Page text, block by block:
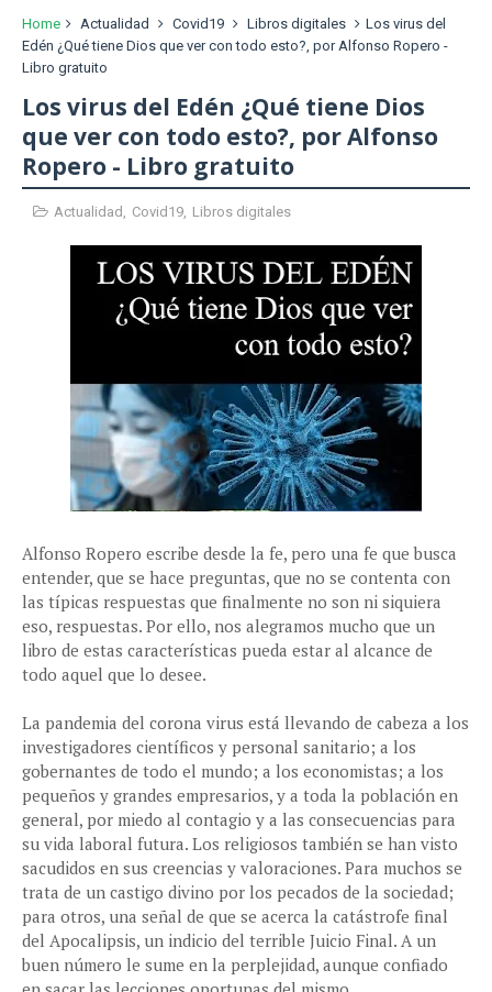
Home Actualidad Covid19 Libros digitales
Los virus del
Edén ¿Qué tiene Dios que ver con todo esto?, por Alfonso Ropero -
Libro gratuito
Los virus del Edén ¿Qué tiene Dios
que ver con todo esto?, por Alfonso
Ropero - Libro gratuito
Actualidad , Covid19, Libros digitales
Alfonso Ropero escribe desde la fe, pero una fe que busca
entender, que se hace preguntas, que no se contenta con
las típicas respuestas que finalmente no son ni siquiera
eso, respuestas. Por ello, nos alegramos mucho que un
libro de estas características pueda estar al alcance de
todo aquel que lo desee.
La pandemia del corona virus está llevando de cabeza a los
investigadores científicos y personal sanitario; a los
gobernantes de todo el mundo; a los economistas; a los
pequeños y grandes empresarios, y a toda la población en
general, por miedo al contagio y a las consecuencias para
su vida laboral futura. Los religiosos también se han visto
sacudidos en sus creencias y valoraciones. Para muchos se
trata de un castigo divino por los pecados de la sociedad;
para otros, una señal de que se acerca la catástrofe final
del Apocalipsis, un indicio del terrible Juicio Final. A un
buen número le sume en la perplejidad, aunque confiado